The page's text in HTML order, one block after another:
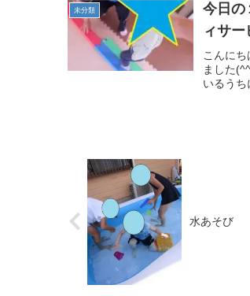
未分類
今日
ィサ
こんに
ました
いるう
水あそび